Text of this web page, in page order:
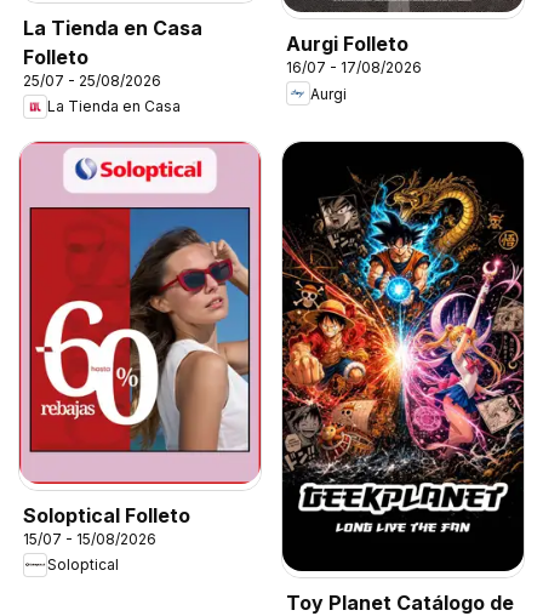
La Tienda en Casa
Folleto
25/07 - 25/08/2026
La Tienda en Casa
Aurgi Folleto
16/07 - 17/08/2026
Aurgi
Soloptical Folleto
15/07 - 15/08/2026
Soloptical
Toy Planet Catálogo de